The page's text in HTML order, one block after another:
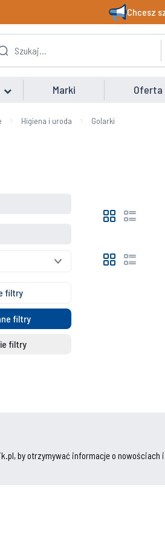
Chcesz
Marki Oferta
Higiena i uroda Golarki
filtry
filtry
filtry
by otrzymywać informacje o nowościach